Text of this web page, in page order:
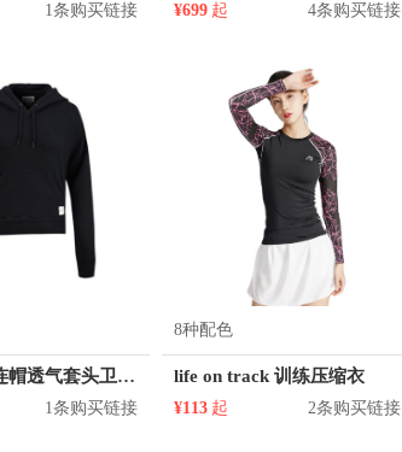
1条购买链接 ¥699 起 4条购买链接
Converse 连帽透气套头卫衣 男女同款 10006367
1条购买链接
8种配色
life on track 训练压缩衣
¥113 起 2条购买链接